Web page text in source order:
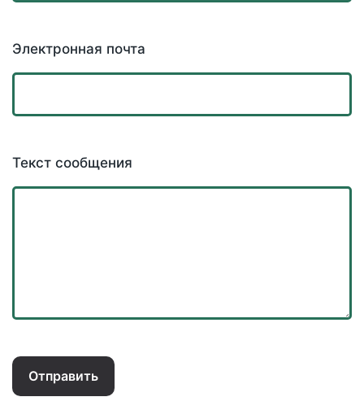
Электронная почта
Текст сообщения
Отправить